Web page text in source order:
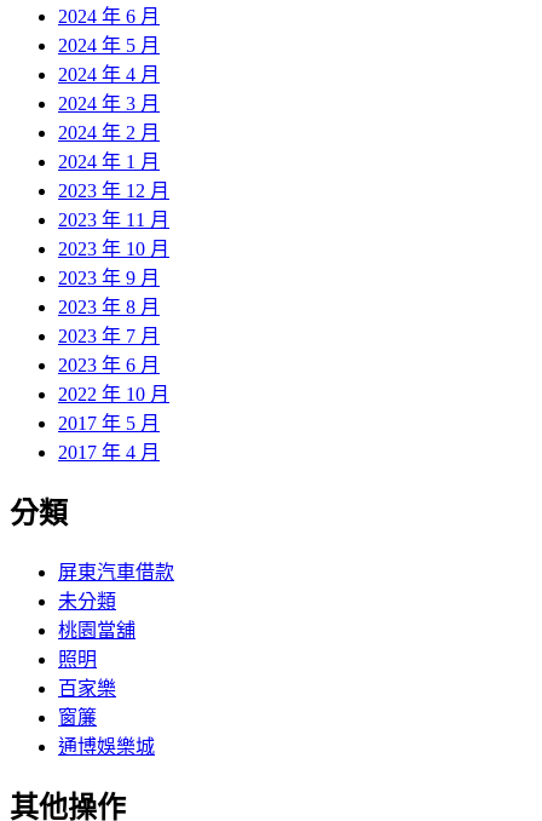
2024 年 6 月
2024 年 5 月
2024 年 4 月
2024 年 3 月
2024 年 2 月
2024 年 1 月
2023 年 12 月
2023 年 11 月
2023 年 10 月
2023 年 9 月
2023 年 8 月
2023 年 7 月
2023 年 6 月
2022 年 10 月
2017 年 5 月
2017 年 4 月
分類
屏東汽車借款
未分類
桃園當舖
照明
百家樂
窗簾
通博娛樂城
其他操作